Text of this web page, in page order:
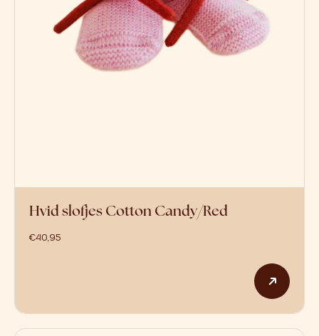
Hvid slofjes Cotton Candy/Red
€40,95
Dit